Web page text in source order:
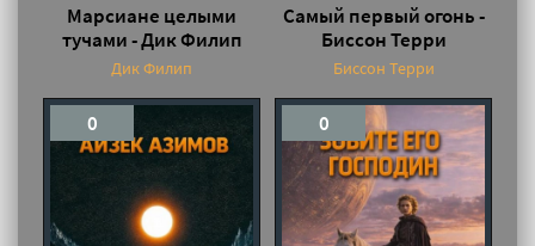
Марсиане целыми
тучами - Дик Филип
Дик Филип
Самый первый огонь -
Биссон Терри
Биссон Терри
0 0